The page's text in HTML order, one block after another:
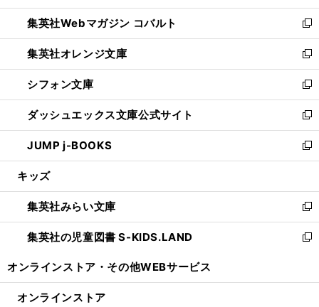
開
く
ウ
で
開
く
ン
ド
ウ
で
開
く
ウ
ィ
ン
ド
ウ
で
開
く
集英社Webマガジン コバルト
新
し
い
ウ
ィ
ン
ド
ウ
で
開
集英社オレンジ文庫
新
し
い
ウ
ィ
ン
ド
ウ
開
く
シフォン文庫
新
し
い
ウ
ィ
ン
ウ
で
開
く
ダッシュエックス文庫公式サイト
新
し
い
ウ
ン
ド
ウ
で
JUMP j-BOOKS
新
し
ウ
ィ
ン
ド
開
キッズ
集英社みらい文庫
新
し
い
ン
集英社の児童図書 S-KIDS.LAND
新
ウ
オンラインストア・ その他WEBサービス
オンラインストア